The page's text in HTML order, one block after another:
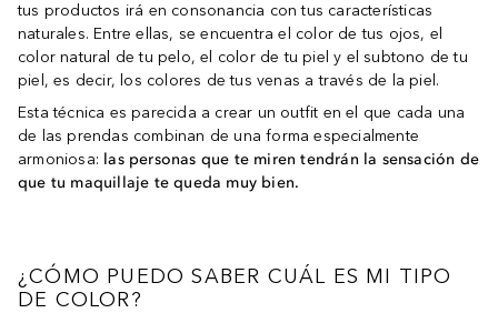
tus productos irá en consonancia con tus características
naturales. Entre ellas, se encuentra el color de tus ojos, el
color natural de tu pelo, el color de tu piel y el subtono de tu
piel, es decir, los colores de tus venas a través de la piel.
Esta técnica es parecida a crear un outfit en el que cada una
de las prendas combinan de una forma especialmente
armoniosa: las personas que te miren tendrán la sensación de
que tu maquillaje te queda muy bien.
¿CÓMO PUEDO SABER CUÁL ES MI TIPO
DE COLOR?